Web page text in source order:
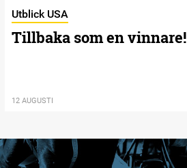
Utblick USA
Tillbaka som en vinnare!
12 AUGUSTI